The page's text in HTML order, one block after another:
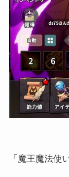
「魔王魔法使